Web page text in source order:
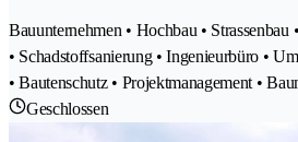
Bauunternehmen • Hochbau • Strassenbau
• Schadstoffsanierung • Ingenieurbüro •
• Bautenschutz • Projektmanagement •
Geschlossen